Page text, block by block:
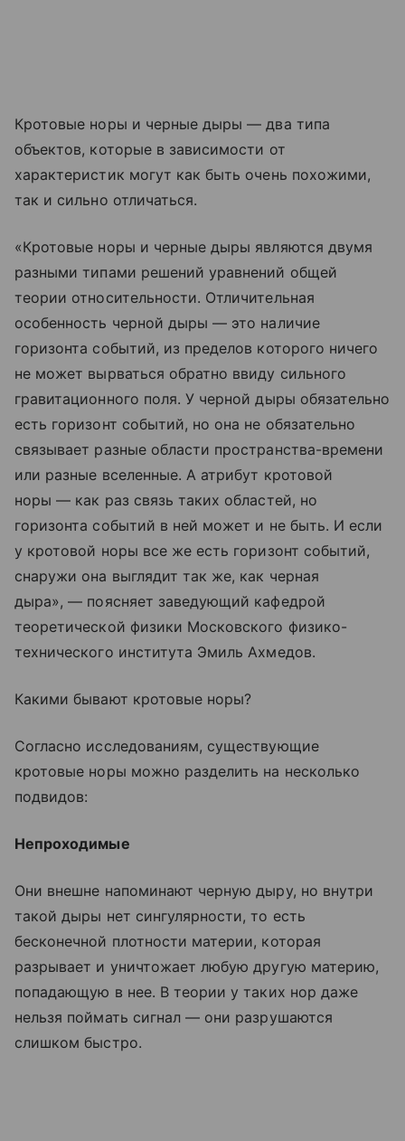
Кротовые норы и черные дыры — два типа
объектов, которые в зависимости от
характеристик могут как быть очень похожими,
так и сильно отличаться.
«Кротовые норы и черные дыры являются двумя
разными типами решений уравнений общей
теории относительности. Отличительная
особенность черной дыры — это наличие
горизонта событий, из пределов которого ничего
не может вырваться обратно ввиду сильного
гравитационного поля. У черной дыры обязательно
есть горизонт событий, но она не обязательно
связывает разные области пространства-времени
или разные вселенные. А атрибут кротовой
норы — как раз связь таких областей, но
горизонта событий в ней может и не быть. И если
у кротовой норы все же есть горизонт событий,
снаружи она выглядит так же, как черная
дыра», — поясняет заведующий кафедрой
теоретической физики Московского физико-
технического института Эмиль Ахмедов.
Какими бывают кротовые норы?
Согласно исследованиям, существующие
кротовые норы можно разделить на несколько
подвидов:
Непроходимые
Они внешне напоминают черную дыру, но внутри
такой дыры нет сингулярности, то есть
бесконечной плотности материи, которая
разрывает и уничтожает любую другую материю,
попадающую в нее. В теории у таких нор даже
нельзя поймать сигнал — они разрушаются
слишком быстро.